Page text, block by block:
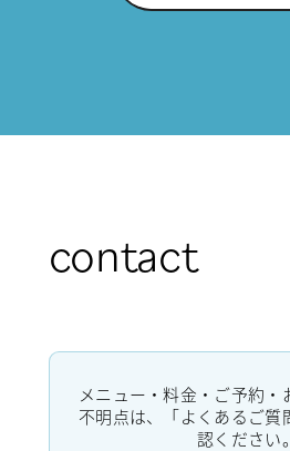
contact
メニュー・料金・ご予約
不明点は、「よくあるご質
認ください。